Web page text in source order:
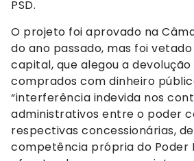
PSD.
O projeto foi aprovado na
do ano passado, mas foi
capital, que alegou a devolução
comprados com dinheiro
“interferência indevida nos
administrativos entre o poder
respectivas concessionárias,
competência própria do Poder